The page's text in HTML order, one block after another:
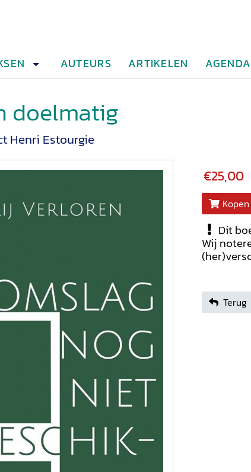
AUTEURS ARTIKELEN AGENDA
doelmatig
Henri Estourgie
€25,00
Kopen
Dit
Wij
Terug